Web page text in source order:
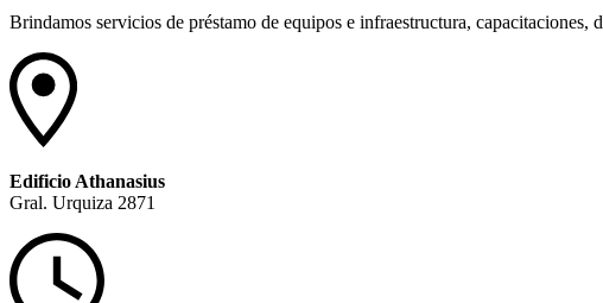
Brindamos servicios de préstamo de equipos e infraestructura,
Edificio Athanasius
Gral. Urquiza 2871